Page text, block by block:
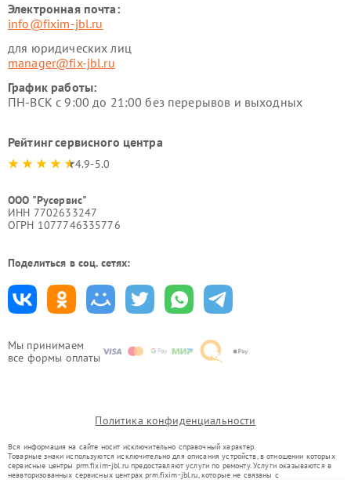
Мы принимаем
все формы оплаты
Электронная почта:
info@fixim-jbl.ru
для юридических лиц
manager@fix-jbl.ru
График работы:
ПН-ВСК с 9:00 до 21:00 без перерывов и выходных
Рейтинг сервисного центра
4.9-5.0
ООО "Русервис"
ИНН 7702633247
ОГРН 1077746335776
Поделиться в соц. сетях:
Политика конфиденциальности
Вся информация на сайте носит исключительно справочный характер.
Товарные знаки используются исключительно для описания устройств, в отношении которых
сервисные центры prm.fixim-jbl.ru предоставляют услуги по ремонту. Услуги оказываются в
неавторизованных сервисных центрах prm.fixim-jbl.ru, которые не связаны с